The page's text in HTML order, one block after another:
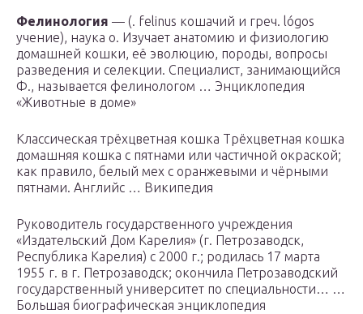
Фелинология — (. felinus кошачий и греч. lógos
учение), наука о. Изучает анатомию и физиологию
домашней кошки, её эволюцию, породы, вопросы
разведения и селекции. Специалист, занимающийся
Ф., называется фелинологом … Энциклопедия
«Животные в доме»
Классическая трёхцветная кошка Трёхцветная кошка
домашняя кошка с пятнами или частичной окраской;
как правило, белый мех с оранжевыми и чёрными
пятнами. Английс … Википедия
Руководитель государственного учреждения
«Издательский Дом Карелия» (г. Петрозаводск,
Республика Карелия) с 2000 г.; родилась 17 марта
1955 г. в г. Петрозаводск; окончила Петрозаводский
государственный университет по специальности… …
Большая биографическая энциклопедия